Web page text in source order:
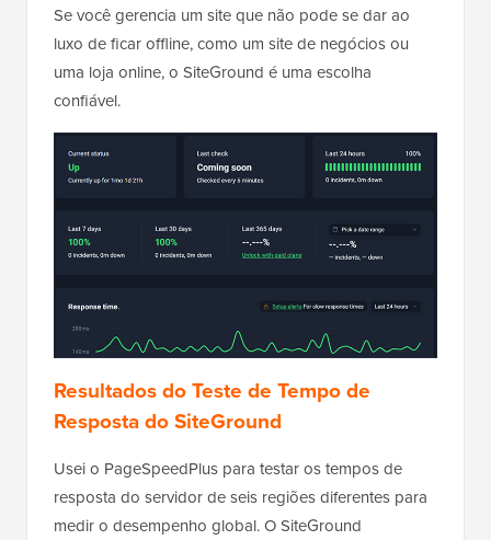
Se você gerencia um site que não pode se dar ao
luxo de ficar offline, como um site de negócios ou
uma loja online, o SiteGround é uma escolha
confiável.
Resultados do Teste de Tempo de
Resposta do SiteGround
Usei o PageSpeedPlus para testar os tempos de
resposta do servidor de seis regiões diferentes para
medir o desempenho global. O SiteGround